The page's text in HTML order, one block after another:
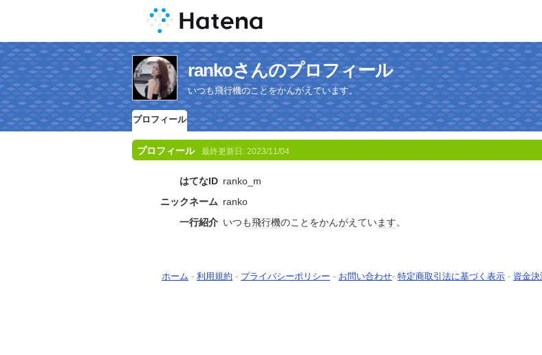
rankoさんのプロフィール
いつも飛行機のことをかんがえています。
プロフィール
プロフィール 最終更新日: 2023/11/04
はてなID ranko_m
ニックネーム ranko
一行紹介 いつも飛行機のことをかんがえています。
ホーム - 利用規約 - プライバシーポリシー - お問い合わせ- 特定商取引法に基づく表示 - 資金